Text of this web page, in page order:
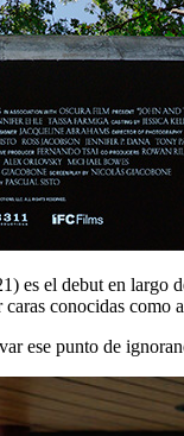
es el debut en largo
conocidas como
ese punto de